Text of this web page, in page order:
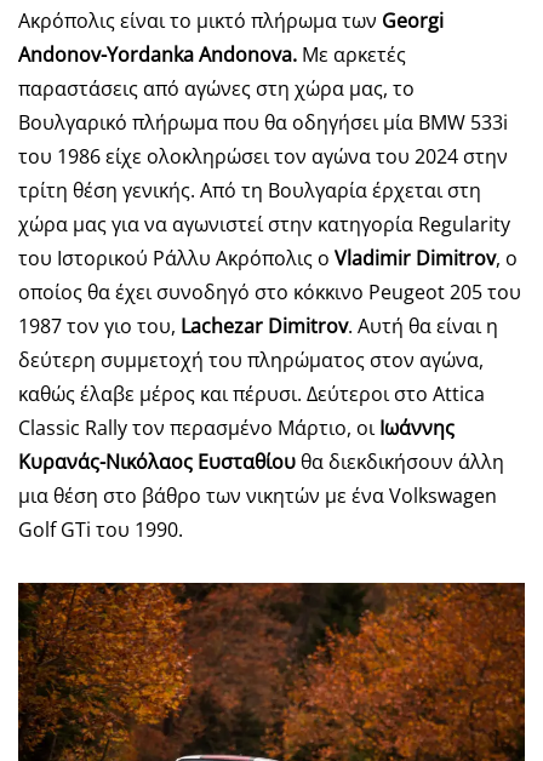
Ακρόπολις είναι το μικτό πλήρωμα των Georgi
Andonov-Yordanka Andonova. Με αρκετές
παραστάσεις από αγώνες στη χώρα μας, το
Βουλγαρικό πλήρωμα που θα οδηγήσει μία BMW 533i
του 1986 είχε ολοκληρώσει τον αγώνα του 2024 στην
τρίτη θέση γενικής. Από τη Βουλγαρία έρχεται στη
χώρα μας για να αγωνιστεί στην κατηγορία Regularity
του Ιστορικού Ράλλυ Ακρόπολις ο Vladimir Dimitrov, ο
οποίος θα έχει συνοδηγό στο κόκκινο Peugeot 205 του
1987 τον γιο του, Lachezar Dimitrov. Αυτή θα είναι η
δεύτερη συμμετοχή του πληρώματος στον αγώνα,
καθώς έλαβε μέρος και πέρυσι. Δεύτεροι στο Attica
Classic Rally τον περασμένο Μάρτιο, οιΙωάννης
Κυρανάς-Νικόλαος Ευσταθίουθα διεκδικήσουν άλλη
μια θέση στο βάθρο των νικητών με ένα Volkswagen
Golf GTi του 1990.